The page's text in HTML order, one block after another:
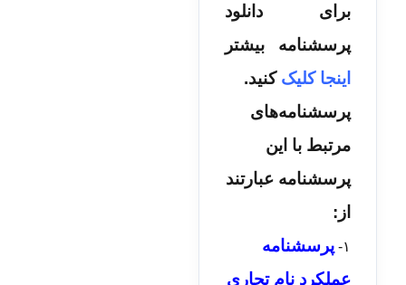
برای دانلود
پرسشنامه بیشتر
اینجا کلیک کنید.
پرسشنامه‌های
مرتبط با این
پرسشنامه عبارتند
از:
۱-
پرسشنامه
عملکرد نام تجاری